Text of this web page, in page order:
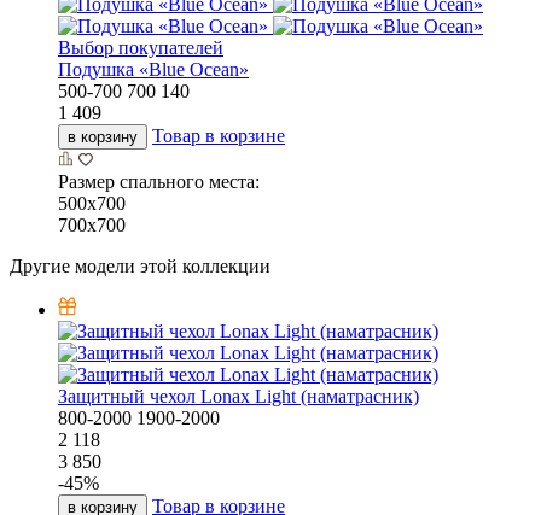
Выбор покупателей
Подушка «Bluе Ocean»
500-700 700 140
1 409
в корзину Товар в корзине
Размер спального места:
500х700
700х700
Другие модели этой коллекции
Защитный чехол Lonax Light (наматрасник)
800-2000 1900-2000
2 118
3 850
-45%
в корзину Товар в корзине